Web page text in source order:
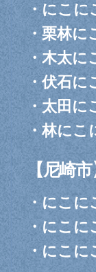
・ にこに
・栗林に
・ 木太に
・伏石に
・ 太田に
・林にこ
【尼崎
・にこに
・ にこに
・ にこに